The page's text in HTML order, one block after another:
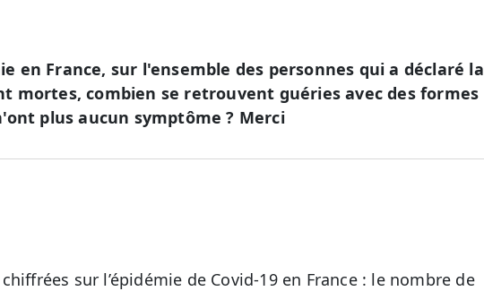
en France, sur l'ensemble des personnes qui a déclaré la
mortes, combien se retrouvent guéries avec des formes
plus aucun symptôme ? Merci
sur l’épidémie de Covid-19 en France : le nombre de